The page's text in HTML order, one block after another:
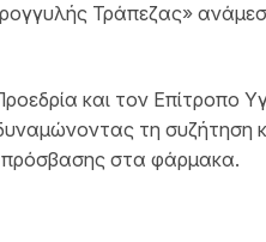
Τράπεζας»
και τον Επίτροπο
τη συζήτηση
πρόσβασης στα φάρμακα.